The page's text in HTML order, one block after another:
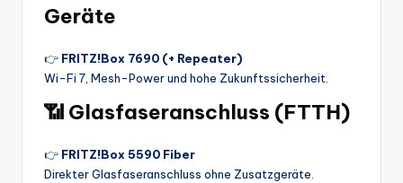
Geräte
👉 FRITZ!Box 7690 (+ Repeater)
Wi-Fi 7, Mesh-Power und hohe Zukunftssicherheit.
📶 Glasfaseranschluss (FTTH)
👉 FRITZ!Box 5590 Fiber
Direkter Glasfaseranschluss ohne Zusatzgeräte.